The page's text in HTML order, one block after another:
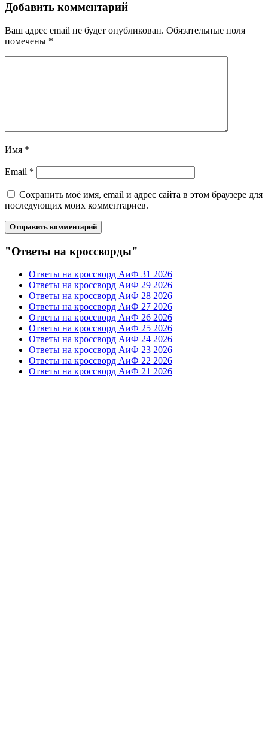
Добавить комментарий
Ваш адрес email не будет опубликован. Обязательные поля
помечены *
Имя *
Email *
Сохранить моё имя, email и адрес сайта в этом браузере для
последующих моих комментариев.
"Ответы на кроссворды"
Ответы на кроссворд АиФ 31 2026
Ответы на кроссворд АиФ 29 2026
Ответы на кроссворд АиФ 28 2026
Ответы на кроссворд АиФ 27 2026
Ответы на кроссворд АиФ 26 2026
Ответы на кроссворд АиФ 25 2026
Ответы на кроссворд АиФ 24 2026
Ответы на кроссворд АиФ 23 2026
Ответы на кроссворд АиФ 22 2026
Ответы на кроссворд АиФ 21 2026